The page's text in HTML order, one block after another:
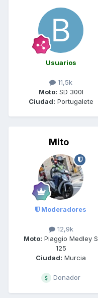
Usuarios
11,5k
Moto: SD 300I
Ciudad: Portugalete
Mito
Moderadores
12,9k
Moto: Piaggio Medley S
125
Ciudad: Murcia
Donador